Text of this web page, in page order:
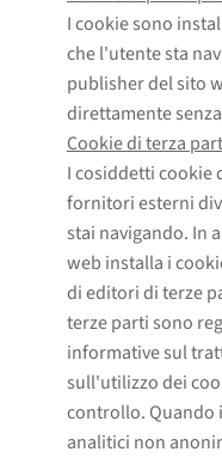
I cookie sono
che l'utente sta
publisher del sito
direttamente
Cookie di terza
I cosiddetti cookie
fornitori esterni
stai navigando. In
web installa i
di editori di terze
terze parti sono
informative sul
sull'utilizzo dei
controllo. Quando
analitici non